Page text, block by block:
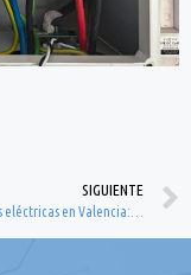
SIGUIENTE